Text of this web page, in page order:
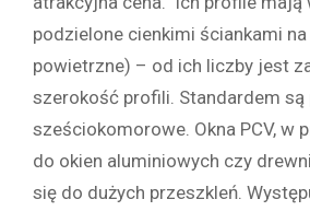
podzielone cienkimi ściankami
powietrzne) – od ich liczby jest
szerokość profili. Standardem są
sześciokomorowe. Okna PCV, w
do okien aluminiowych czy
się do dużych przeszkleń.